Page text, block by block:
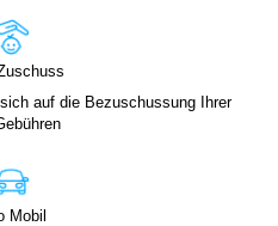
auf die Bezuschussung Ihrer
Mobil